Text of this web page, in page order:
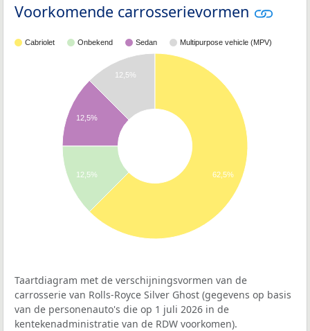
Voorkomende carrosserievormen
Cabriolet Onbekend Sedan Multipurpose vehicle (MPV)
12,5%
12,5%
12,5% 62,5%
Taartdiagram met de verschijningsvormen van de
carrosserie van Rolls-Royce Silver Ghost (gegevens op basis
van de personenauto's die op 1 juli 2026 in de
kentekenadministratie van de RDW voorkomen).